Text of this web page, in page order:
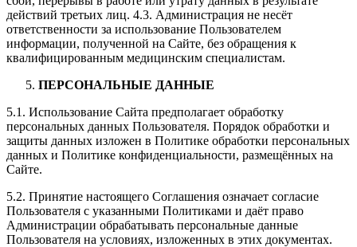
действий третьих лиц. 4.3. Администрация не несёт
ответственности за использование Пользователем
информации, полученной на Сайте, без обращения к
квалифицированным медицинским специалистам.
ПЕРСОНАЛЬНЫЕ ДАННЫЕ
5.1. Использование Сайта предполагает обработку
персональных данных Пользователя. Порядок обработки и
защиты данных изложен в Политике обработки персональных
данных и Политике конфиденциальности, размещённых на
Сайте.
5.2. Принятие настоящего Соглашения означает согласие
Пользователя с указанными Политиками и даёт право
Администрации обрабатывать персональные данные
Пользователя на условиях, изложенных в этих документах.